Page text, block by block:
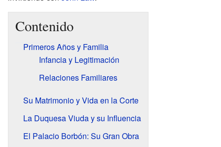
Contenido
Primeros Años y Familia
Infancia y Legitimación
Relaciones Familiares
Su Matrimonio y Vida en la Corte
La Duquesa Viuda y su Influencia
El Palacio Borbón: Su Gran Obra